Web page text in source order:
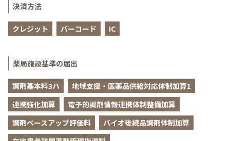
決済方法
クレジット バーコード IC
薬局施設基準の届出
調剤基本料3ハ
地域支援・医薬品供給対応体制加算1
連携強化加算
電子的調剤情報連携体制整備加算
調剤ベースアップ評価料
バイオ後続品調剤体制加算